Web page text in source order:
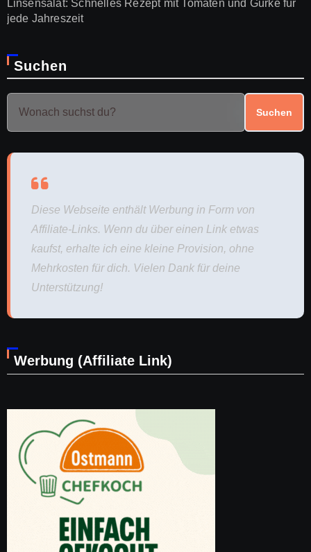
Linsensalat: Schnelles Rezept mit Tomaten und Gurke für
jede Jahreszeit
Suchen
Suchen
Diese Webseite enthält Werbung in Form von
Affiliate-Links. Wenn du über einen Link etwas
kaufst, erhalte ich eine kleine Provision, ohne
Mehrkosten für dich. Vielen Dank für deine
Unterstützung!
Werbung (Affiliate Link)